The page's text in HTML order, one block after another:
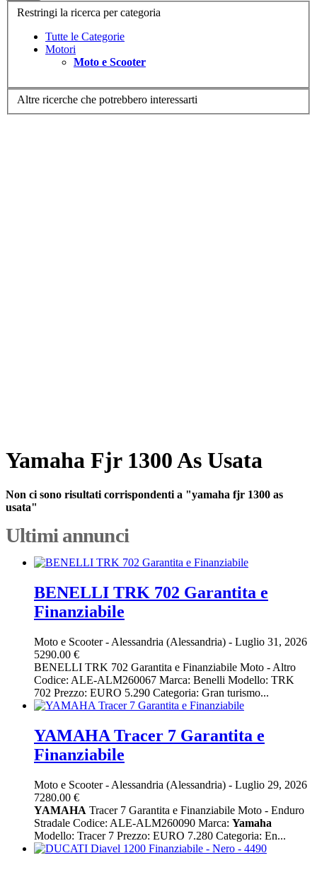
Restringi la ricerca per categoria
Tutte le Categorie
Motori
Moto e Scooter
Altre ricerche che potrebbero interessarti
Yamaha Fjr 1300 As Usata
Non ci sono risultati corrispondenti a "yamaha fjr 1300 as
usata"
Ultimi annunci
BENELLI TRK 702 Garantita e
Finanziabile
Moto e Scooter- Alessandria (Alessandria) - Luglio 31, 2026
5290.00 €
BENELLI TRK 702 Garantita e Finanziabile Moto - Altro
Codice: ALE-ALM260067 Marca: Benelli Modello: TRK
702 Prezzo: EURO 5.290 Categoria: Gran turismo...
YAMAHA Tracer 7 Garantita e
Finanziabile
Moto e Scooter- Alessandria (Alessandria) - Luglio 29, 2026
7280.00 €
YAMAHA Tracer 7 Garantita e Finanziabile Moto - Enduro
Stradale Codice: ALE-ALM260090 Marca: Yamaha
Modello: Tracer 7 Prezzo: EURO 7.280 Categoria: En...